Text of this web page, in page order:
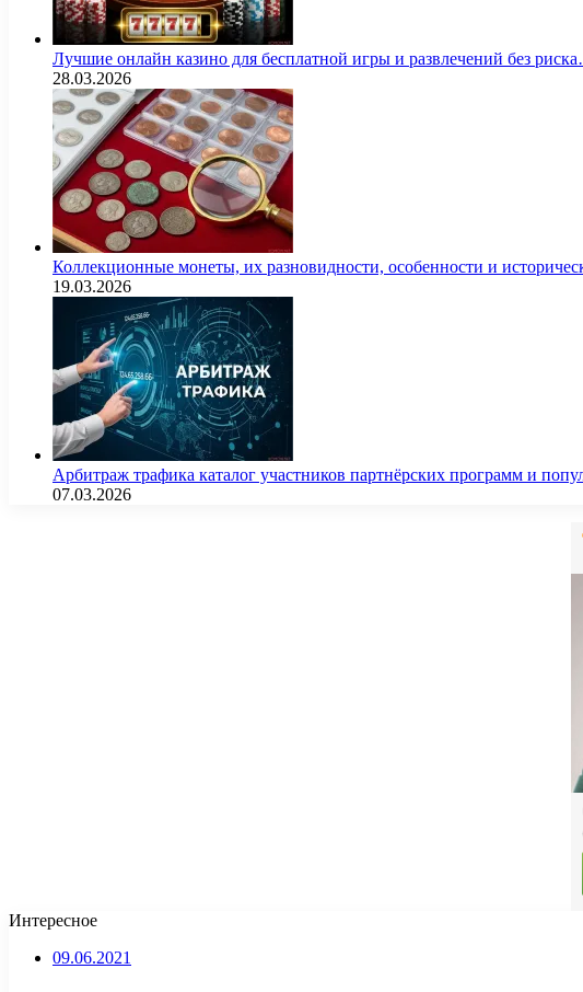
Лучшие онлайн казино для бесплатной игры и развлечений без
28.03.2026
Коллекционные монеты, их разновидности, особенности и
19.03.2026
Арбитраж трафика каталог участников партнёрских программ и
07.03.2026
Интересное
09.06.2021